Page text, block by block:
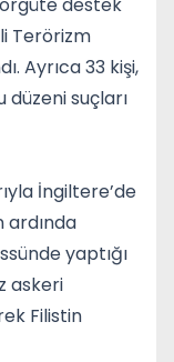
Terörizm
Ayrıca 33 kişi,
düzeni suçları
İngiltere’de
ardında
yaptığı
askeri
Filistin